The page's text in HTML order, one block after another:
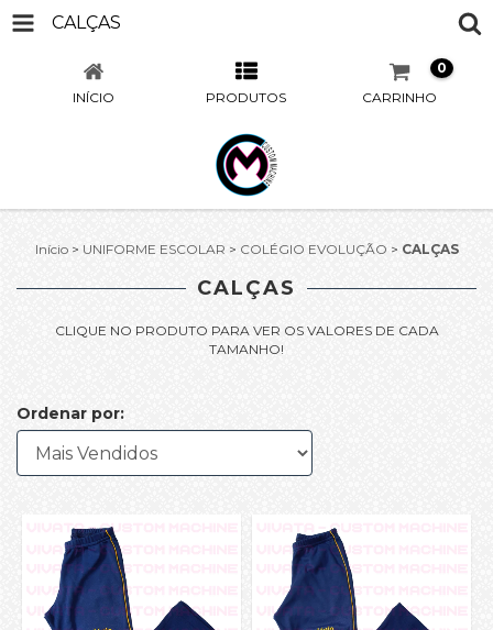
CALÇAS
INÍCIO PRODUTOS CARRINHO
0
Início > UNIFORME ESCOLAR > COLÉGIO EVOLUÇÃO > CALÇAS
CALÇAS
CLIQUE NO PRODUTO PARA VER OS VALORES DE CADA
TAMANHO!
Ordenar por: